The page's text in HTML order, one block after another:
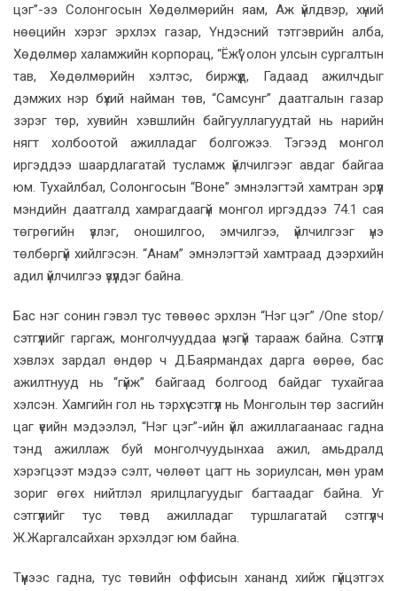
цэг”-ээ Солонгосын Хөдөлмөрийн яам, Аж үйлдвэр, хүний
нөөцийн хэрэг эрхлэх газар, Үндэсний тэтгэврийн алба,
Хөдөлмөр халамжийн корпорац, “Ёжү” олон улсын сургалтын
тав, Хөдөлмөрийн хэлтэс, биржүүд, Гадаад ажилчдыг
дэмжих нэр бүхий найман төв, “Самсунг” даатгалын газар
зэрэг төр, хувийн хэвшлийн байгууллагуудтай нь нарийн
нягт холбоотой ажилладаг болгожээ. Тэгээд монгол
иргэддээ шаардлагатай тусламж үйлчилгээг авдаг байгаа
юм. Тухайлбал, Солонгосын “Воне” эмнэлэгтэй хамтран эрүүл
мэндийн даатгалд хамрагдаагүй монгол иргэддээ 74.1 сая
төгрөгийн үзлэг, оношилгоо, эмчилгээ, үйлчилгээг үнэ
төлбөргүй хийлгэсэн. “Анам” эмнэлэгтэй хамтраад дээрхийн
адил үйлчилгээ үзүүлдэг байна.
Бас нэг сонин гэвэл тус төвөөс эрхлэн “Нэг цэг” /One stop/
сэтгүүлийг гаргаж, монголчууддаа үнэгүй тарааж байна. Сэтгүүл
хэвлэх зардал өндөр ч Д.Баярмандах дарга өөрөө, бас
ажилтнууд нь “гүйж” байгаад болгоод байдаг тухайгаа
хэлсэн. Хамгийн гол нь тэрхүү сэтгүүл нь Монголын төр засгийн
цаг үеийн мэдээлэл, “Нэг цэг”-ийн үйл ажиллагаанаас гадна
тэнд ажиллаж буй монголчуудынхаа ажил, амьдралд
хэрэгцээт мэдээ сэлт, чөлөөт цагт нь зориулсан, мөн урам
зориг өгөх нийтлэл ярилцлагуудыг багтаадаг байна. Уг
сэтгүүлийг тус төвд ажилладаг туршлагатай сэтгүүлч
Ж.Жаргалсайхан эрхэлдэг юм байна.
Түүнээс гадна, тус төвийн оффисын хананд хийж гүйцэтгэх